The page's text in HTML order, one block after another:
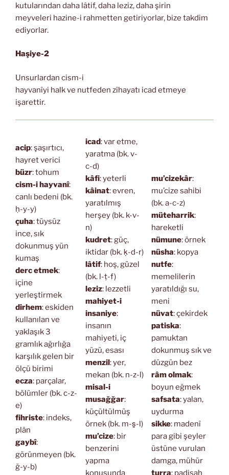
kutularından daha lâtif, daha leziz, daha şirin
meyveleri hazine-i rahmetten getiriyorlar, bize takdim
ediyorlar.
Haşiye-2
Unsurlardan cism-i
hayvanîyi halk ve nutfeden zîhayatı icad etmeye
işarettir.
acip: şaşırtıcı,
hayret verici
büzr: tohum
cism-i hayvanî:
canlı bedeni (bk.
ḥ-y-y)
çuha: tüysüz
ince, sık
dokunmuş yün
kumaş
derc etmek:
içine
yerleştirmek
dirhem: eskiden
kullanılan ve
yaklaşık 3
gramlık ağırlığa
karşılık gelen bir
ölçü birimi
ecza: parçalar,
bölümler (bk. c-z-
e)
fihriste: indeks,
plân
gaybî:
görünmeyen (bk.
ğ-y-b)
icad: var etme,
yaratma (bk. v-
c-d)
kâfi: yeterli
kâinat: evren,
yaratılmış
herşey (bk. k-v-
n)
kudret: güç,
iktidar (bk. ḳ-d-r)
lâtif: hoş, güzel
(bk. l-ṭ-f)
leziz: lezzetli
mahiyet-i
insaniye:
insanın
mahiyeti, iç
yüzü, esası
menzil: yer,
mekan (bk. n-z-l)
misal-i
musağğar:
küçültülmüş
örnek (bk. m-s̱-l)
mu’cize: bir
benzerini
yapma
konusunda
mu’cizekâr:
mu’cize sahibi
(bk. a-c-z)
müteharrik:
hareketli
nümune: örnek
nüsha: kopya
nutfe:
memelilerin
yaratıldığı su,
meni
nüvat: çekirdek
patiska:
pamuktan
dokunmuş sık ve
düzgün bez
râm olmak:
boyun eğmek
safsata: yalan,
uydurma
sikke: madenî
para gibi şeyler
üstüne vurulan
damga, mühür
turra: padişah